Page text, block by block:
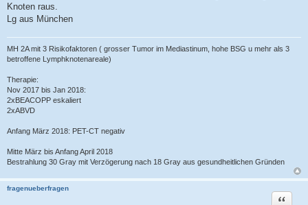
Knoten raus.
Lg aus München
MH 2A mit 3 Risikofaktoren ( grosser Tumor im Mediastinum, hohe BSG u mehr als 3
betroffene Lymphknotenareale)
Therapie:
Nov 2017 bis Jan 2018:
2xBEACOPP eskaliert
2xABVD
Anfang März 2018: PET-CT negativ
Mitte März bis Anfang April 2018
Bestrahlung 30 Gray mit Verzögerung nach 18 Gray aus gesundheitlichen Gründen
fragenueberfragen
Zitat